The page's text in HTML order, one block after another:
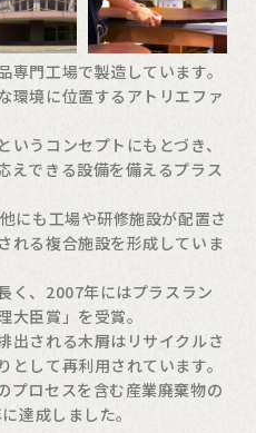
門工場で製造しています。
環境に位置するアトリエファ
うコンセプトにもとづき、
えできる設備を備えるプラス
にも工場や研修施設が配置さ
れる複合施設を形成していま
く、2007年にはプラスラン
大臣賞」を受賞。
出される木屑はリサイクルさ
して再利用されています。
プロセスを含む産業廃棄物の
達成しました。